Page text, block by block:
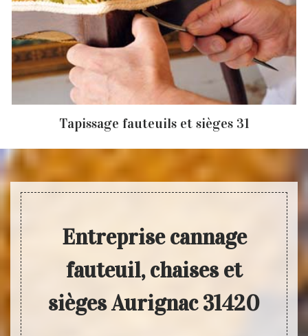
Tapissage fauteuils et sièges 31
Entreprise cannage
fauteuil, chaises et
sièges Aurignac 31420